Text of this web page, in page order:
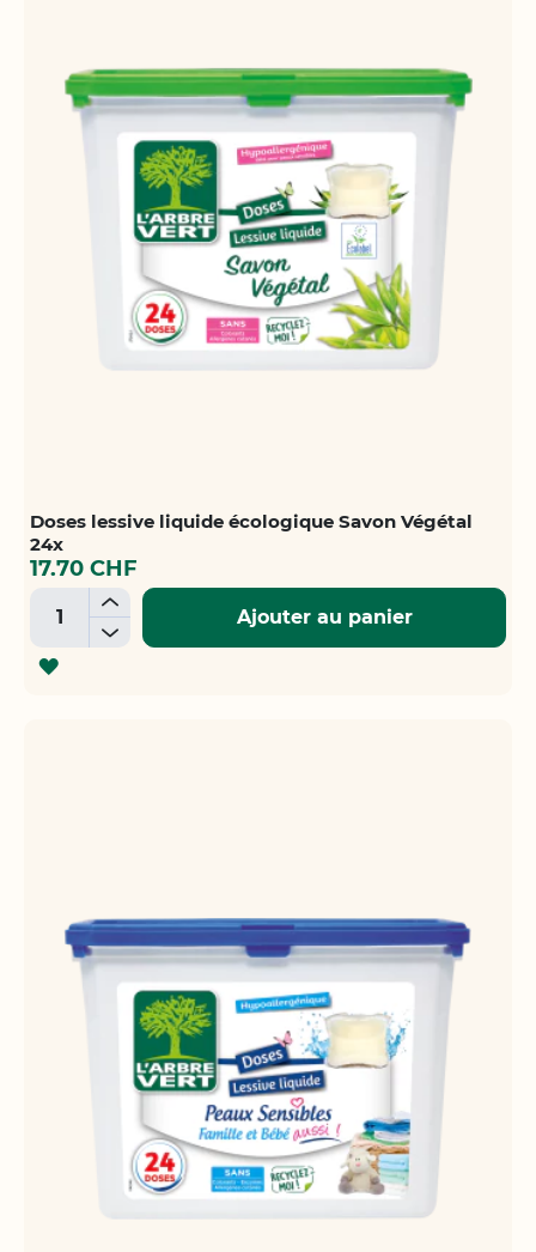
Doses lessive liquide écologique Savon Végétal
24x
17.70 CHF
+
-
Ajouter au panier
AJOUTER